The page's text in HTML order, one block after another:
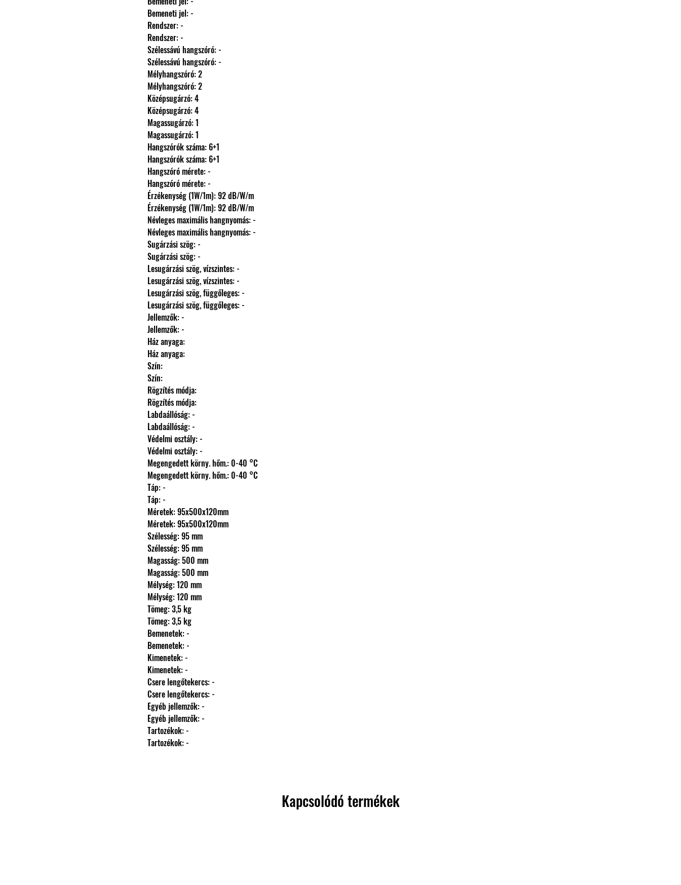
                Bemeneti jel: -
                Rendszer: -
                Rendszer: -
                Szélessávú hangszóró: -
                Szélessávú hangszóró: -
                Mélyhangszóró: 2
                Mélyhangszóró: 2
                Középsugárzó: 4
                Középsugárzó: 4
                Magassugárzó: 1
                Magassugárzó: 1
                Hangszórók száma: 6+1
                Hangszórók száma: 6+1
                Hangszóró mérete: -
                Hangszóró mérete: -
                Érzékenység (1W/1m): 92 dB/W/m
                Érzékenység (1W/1m): 92 dB/W/m
                Névleges maximális hangnyomás: -
                Névleges maximális hangnyomás: -
                Sugárzási szög: -
                Sugárzási szög: -
                Lesugárzási szög, vízszintes: -
                Lesugárzási szög, vízszintes: -
                Lesugárzási szög, függőleges: -
                Lesugárzási szög, függőleges: -
                Jellemzők: -
                Jellemzők: -
                Ház anyaga:
                Ház anyaga:
                Szín:
                Szín:
                Rögzítés módja:
                Rögzítés módja:
                Labdaállóság: -
                Labdaállóság: -
                Védelmi osztály: -
                Védelmi osztály: -
                Megengedett körny. hőm.: 0-40 °C
                Megengedett körny. hőm.: 0-40 °C
                Táp: -
                Táp: -
                Méretek: 95x500x120mm
                Méretek: 95x500x120mm
                Szélesség: 95 mm
                Szélesség: 95 mm
                Magasság: 500 mm
                Magasság: 500 mm
                Mélység: 120 mm
                Mélység: 120 mm
                Tömeg: 3,5 kg
                Tömeg: 3,5 kg
                Bemenetek: -
                Bemenetek: -
                Kimenetek: -
                Kimenetek: -
                Csere lengőtekercs: -
                Csere lengőtekercs: -
                Egyéb jellemzők: -
                Egyéb jellemzők: -
                Tartozékok: -
                Tartozékok: -
Kapcsolódó termékek